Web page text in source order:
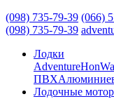
(098) 735-79-39 (066)
(098) 735-79-39
Лодки
Adventure
ПВХ
Лодочные